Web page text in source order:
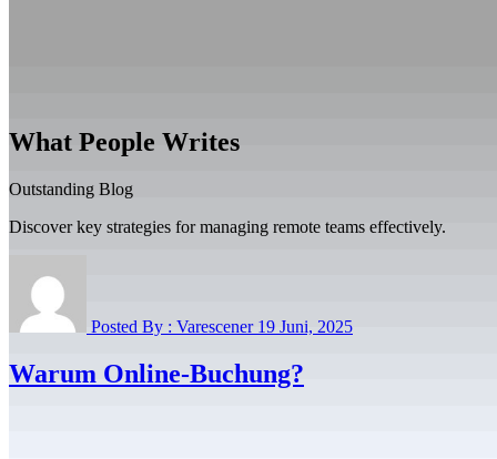
What People Writes
Outstanding Blog
Discover key strategies for managing remote teams effectively.
Posted By : Varescener 19 Juni, 2025
Warum Online-Buchung?